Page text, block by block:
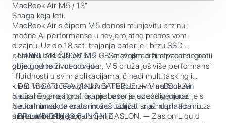
MacBook Air M5 / 13”
Snaga koja leti.
MacBook Air s čipom M5 donosi munjevitu brzinu i
moćne AI performanse u nevjerojatno prenosivom
dizajnu. Uz do 18 sati trajanja baterije i brzu SSD
pohranu počevši od 512 GB, možeš raditi, stvarati i igrati
gdje god te život odvede.
• NABRIJAN ČIPOM M5. — Sa svojim bržim procesorom i
objedinjenom memorijom, M5 pruža još više performansi
i fluidnosti u svim aplikacijama, čineći multitasking i
kreativne procese glatkima i responzivnima. Snažan
Neural Engine i grafički procesor sljedeće generacije s
Neuralnim akceleratorima pružaju ti snažnu platformu za
umjetnu inteligenciju.
• DO 18 SATI TRAJANJA BATERIJE. — MacBook Air
pruža nevjerojatno trajanje baterije uz zadivljujuće
performanse, tako da možeš izdržati cijeli dan rada ili
nastave bez brige o punjenju.
• BRILJANTAN 13,6-INČNI ZASLON. — Zaslon Liquid